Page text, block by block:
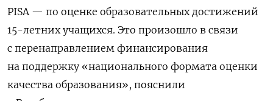
PISA — по оценке образовательных достижений
15-летних учащихся. Это произошло в связи
с перенаправлением финансирования
на поддержку «национального формата оценки
качества образования», пояснили